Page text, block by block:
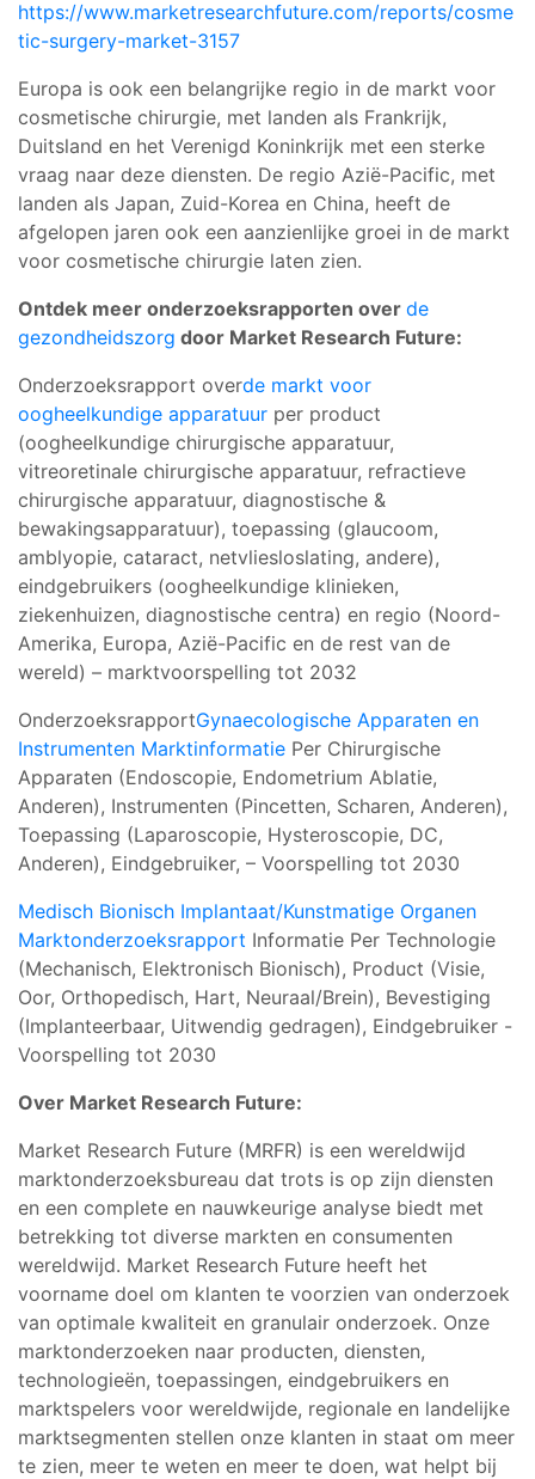
https://www.marketresearchfuture.com/reports/cosme
tic-surgery-market-3157
Europa is ook een belangrijke regio in de markt voor
cosmetische chirurgie, met landen als Frankrijk,
Duitsland en het Verenigd Koninkrijk met een sterke
vraag naar deze diensten. De regio Azië-Pacific, met
landen als Japan, Zuid-Korea en China, heeft de
afgelopen jaren ook een aanzienlijke groei in de markt
voor cosmetische chirurgie laten zien.
Ontdek meer onderzoeksrapporten over de
gezondheidszorg door Market Research Future:
Onderzoeksrapport overde markt voor
oogheelkundige apparatuur per product
(oogheelkundige chirurgische apparatuur,
vitreoretinale chirurgische apparatuur, refractieve
chirurgische apparatuur, diagnostische &
bewakingsapparatuur), toepassing (glaucoom,
amblyopie, cataract, netvliesloslating, andere),
eindgebruikers (oogheelkundige klinieken,
ziekenhuizen, diagnostische centra) en regio (Noord-
Amerika, Europa, Azië-Pacific en de rest van de
wereld) – marktvoorspelling tot 2032
OnderzoeksrapportGynaecologische Apparaten en
Instrumenten Marktinformatie Per Chirurgische
Apparaten (Endoscopie, Endometrium Ablatie,
Anderen), Instrumenten (Pincetten, Scharen, Anderen),
Toepassing (Laparoscopie, Hysteroscopie, DC,
Anderen), Eindgebruiker, – Voorspelling tot 2030
Medisch Bionisch Implantaat/Kunstmatige Organen
Marktonderzoeksrapport Informatie Per Technologie
(Mechanisch, Elektronisch Bionisch), Product (Visie,
Oor, Orthopedisch, Hart, Neuraal/Brein), Bevestiging
(Implanteerbaar, Uitwendig gedragen), Eindgebruiker -
Voorspelling tot 2030
Over Market Research Future:
Market Research Future (MRFR) is een wereldwijd
marktonderzoeksbureau dat trots is op zijn diensten
en een complete en nauwkeurige analyse biedt met
betrekking tot diverse markten en consumenten
wereldwijd. Market Research Future heeft het
voorname doel om klanten te voorzien van onderzoek
van optimale kwaliteit en granulair onderzoek. Onze
marktonderzoeken naar producten, diensten,
technologieën, toepassingen, eindgebruikers en
marktspelers voor wereldwijde, regionale en landelijke
marktsegmenten stellen onze klanten in staat om meer
te zien, meer te weten en meer te doen, wat helpt bij